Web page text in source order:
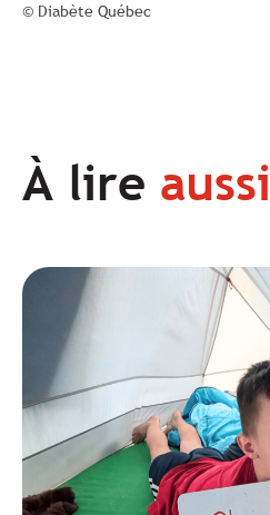
© Diabète Québec
À lire aussi